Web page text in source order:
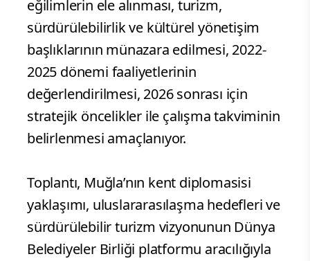
eğilimlerin ele alınması, turizm,
sürdürülebilirlik ve kültürel yönetişim
başlıklarının münazara edilmesi, 2022-
2025 dönemi faaliyetlerinin
değerlendirilmesi, 2026 sonrası için
stratejik öncelikler ile çalışma takviminin
belirlenmesi amaçlanıyor.
Toplantı, Muğla’nın kent diplomasisi
yaklaşımı, uluslararasılaşma hedefleri ve
sürdürülebilir turizm vizyonunun Dünya
Belediyeler Birliği platformu aracılığıyla